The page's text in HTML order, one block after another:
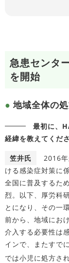
急患センタ
を開始
地域全体の
最初に、
経緯を教えてくださ
笠井氏
2016年
ける感染症対策に
全国に普及するた
烈。以下、厚労科
とになり、その一
前から、地域にお
介入する必要性は
インで、またすで
では小児に処方さ